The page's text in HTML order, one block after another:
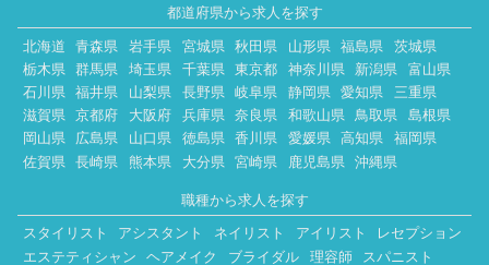
都道府県から求人を探す
北海道 青森県 岩手県 宮城県 秋田県 山形県 福島県 茨城県
栃木県 群馬県 埼玉県 千葉県 東京都 神奈川県 新潟県 富山県
石川県 福井県 山梨県 長野県 岐阜県 静岡県 愛知県 三重県
滋賀県 京都府 大阪府 兵庫県 奈良県 和歌山県 鳥取県 島根県
岡山県 広島県 山口県 徳島県 香川県 愛媛県 高知県 福岡県
佐賀県 長崎県 熊本県 大分県 宮崎県 鹿児島県 沖縄県
職種から求人を探す
スタイリスト
アシスタント ネイリスト アイリスト
レセプション
エステティシャン ヘアメイク ブライダル 理容師 スパニスト